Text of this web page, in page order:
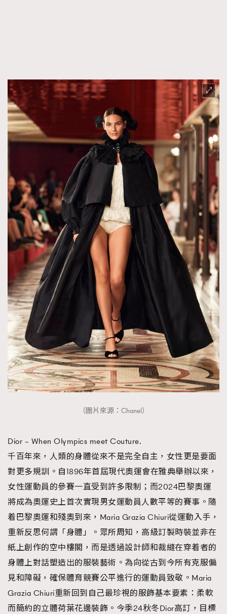
（圖片來源：Chanel）
Dior – When Olympics meet Couture.
千百年來，人類的身體從來不是完全自主，女性更是要面
對更多規訓。自1896年首屆現代奧運會在雅典舉辦以來，
女性運動員的參賽一直受到許多限制；而2024巴黎奧運
將成為奧運史上首次實現男女運動員人數平等的賽事。隨
着巴黎奧運和殘奧到來，Maria Grazia Chiuri從運動入手，
重新反思何謂「身體」。眾所周知，高級訂製時裝並非在
紙上創作的空中樓閣，而是透過設計師和裁縫在穿着者的
身體上對話塑造出的服裝藝術。為向從古到今所有克服偏
見和障礙，確保體育競賽公平進行的運動員致敬。Maria
Grazia Chiuri重新回到自己最珍視的服飾基本要素：柔軟
而簡約的立體荷葉花邊裝飾。今季24秋冬Dior高訂，目標